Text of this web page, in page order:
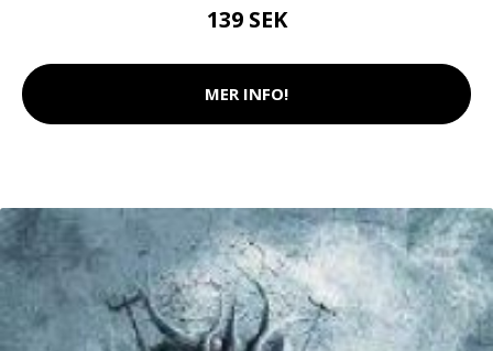
139 SEK
MER INFO!